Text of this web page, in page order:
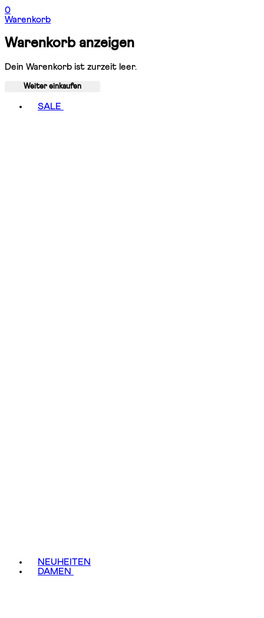
0
Warenkorb
Warenkorb anzeigen
Dein Warenkorb ist zurzeit leer.
Weiter einkaufen
SALE
NEUHEITEN
DAMEN